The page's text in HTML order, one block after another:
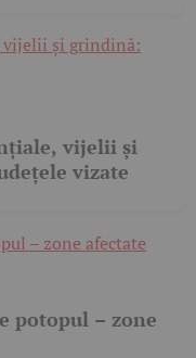
vijelii și
vizate
potopul – zone